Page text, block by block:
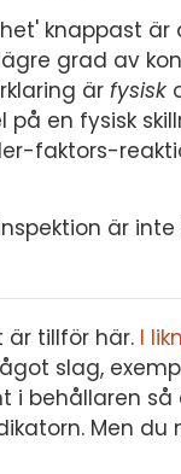
knappast
grad av
är fysisk
en fysisk
faktors-
är
tillför här. I
slag,
så
Men